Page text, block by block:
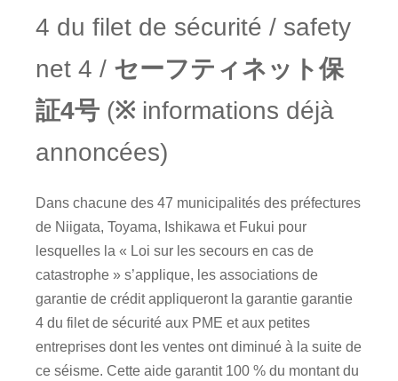
4 du filet de sécurité / safety
net 4 / セーフティネット保
証4号 (※ informations déjà
annoncées)
Dans chacune des 47 municipalités des préfectures
de Niigata, Toyama, Ishikawa et Fukui pour
lesquelles la « Loi sur les secours en cas de
catastrophe » s’applique, les associations de
garantie de crédit appliqueront la garantie garantie
4 du filet de sécurité aux PME et aux petites
entreprises dont les ventes ont diminué à la suite de
ce séisme. Cette aide garantit 100 % du montant du